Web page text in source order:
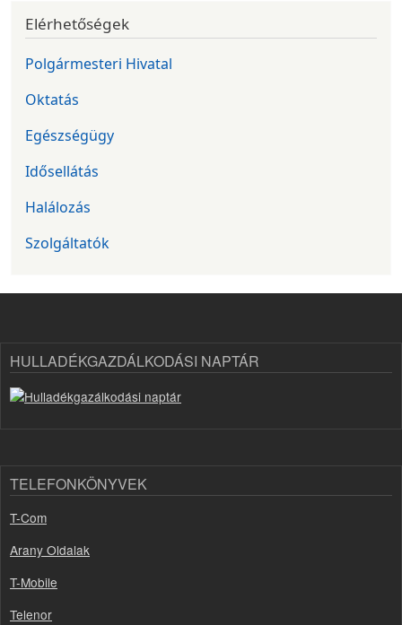
Elérhetőségek
Polgármesteri Hivatal
Oktatás
Egészségügy
Idősellátás
Halálozás
Szolgáltatók
HULLADÉKGAZDÁLKODÁSI NAPTÁR
TELEFONKÖNYVEK
T-Com
Arany Oldalak
T-Mobile
Telenor